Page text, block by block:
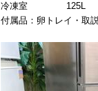
冷凍室 125L
付属品：卵トレイ・取